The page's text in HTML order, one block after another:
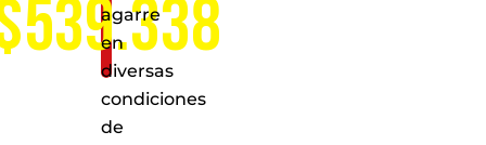
agarre
en
diversas
condiciones
de